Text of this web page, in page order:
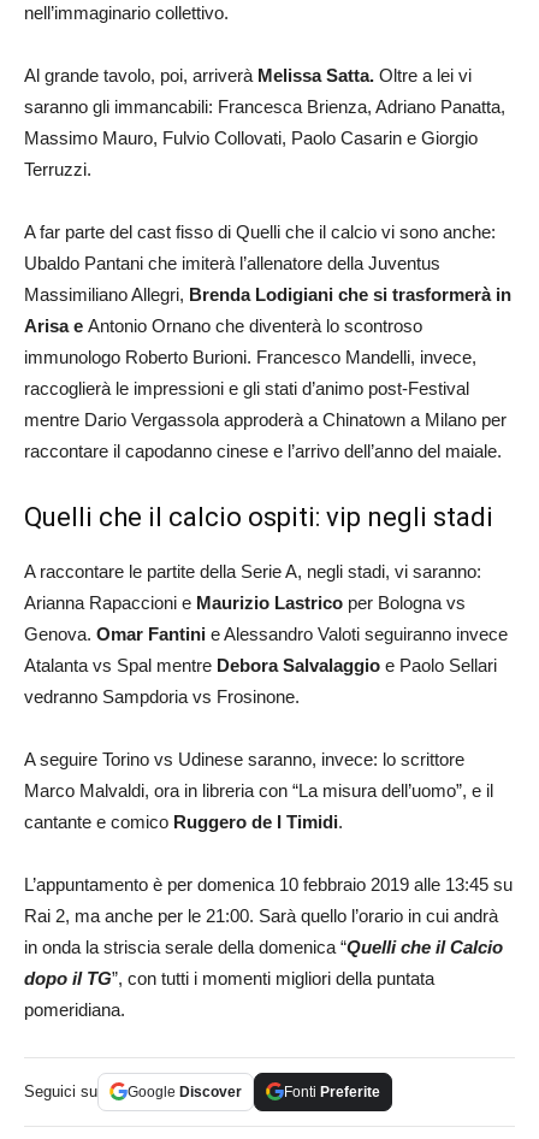
nell’immaginario collettivo.
Al grande tavolo, poi, arriverà Melissa Satta. Oltre a lei vi
saranno gli immancabili: Francesca Brienza, Adriano Panatta,
Massimo Mauro, Fulvio Collovati, Paolo Casarin e Giorgio
Terruzzi.
A far parte del cast fisso di Quelli che il calcio vi sono anche:
Ubaldo Pantani che imiterà l’allenatore della Juventus
Massimiliano Allegri, Brenda Lodigiani che si trasformerà in
Arisa e Antonio Ornano che diventerà lo scontroso
immunologo Roberto Burioni. Francesco Mandelli, invece,
raccoglierà le impressioni e gli stati d’animo post-Festival
mentre Dario Vergassola approderà a Chinatown a Milano per
raccontare il capodanno cinese e l’arrivo dell’anno del maiale.
Quelli che il calcio ospiti: vip negli stadi
A raccontare le partite della Serie A, negli stadi, vi saranno:
Arianna Rapaccioni e Maurizio Lastrico per Bologna vs
Genova. Omar Fantini e Alessandro Valoti seguiranno invece
Atalanta vs Spal mentre Debora Salvalaggio e Paolo Sellari
vedranno Sampdoria vs Frosinone.
A seguire Torino vs Udinese saranno, invece: lo scrittore
Marco Malvaldi, ora in libreria con “La misura dell’uomo”, e il
cantante e comico Ruggero de I Timidi.
L’appuntamento è per domenica 10 febbraio 2019 alle 13:45 su
Rai 2, ma anche per le 21:00. Sarà quello l’orario in cui andrà
in onda la striscia serale della domenica “Quelli che il Calcio
dopo il TG”, con tutti i momenti migliori della puntata
pomeridiana.
Seguici su Google Discover Fonti Preferite